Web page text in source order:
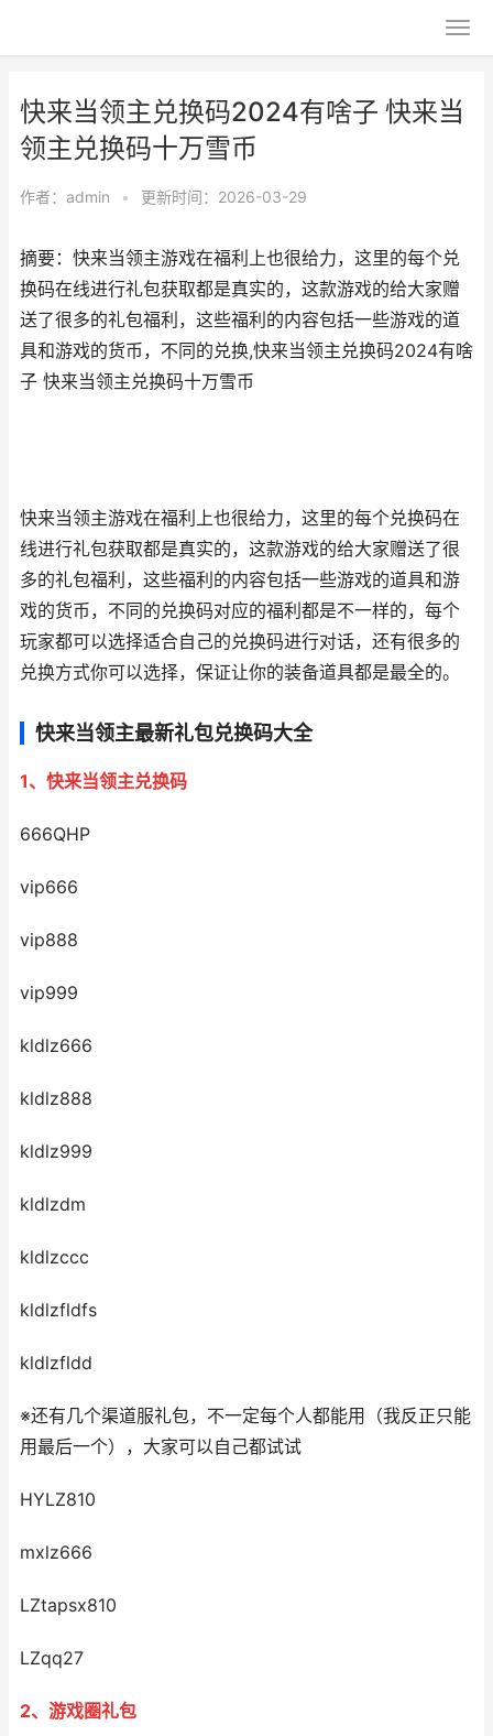
快来当领主兑换码2024有啥子 快来当
领主兑换码十万雪币
作者： admin • 更新时间：2026-03-29
摘要：快来当领主游戏在福利上也很给力，这里的每个兑
换码在线进行礼包获取都是真实的，这款游戏的给大家赠
送了很多的礼包福利，这些福利的内容包括一些游戏的道
具和游戏的货币，不同的兑换,快来当领主兑换码2024有啥
子 快来当领主兑换码十万雪币
快来当领主游戏在福利上也很给力，这里的每个兑换码在
线进行礼包获取都是真实的，这款游戏的给大家赠送了很
多的礼包福利，这些福利的内容包括一些游戏的道具和游
戏的货币，不同的兑换码对应的福利都是不一样的，每个
玩家都可以选择适合自己的兑换码进行对话，还有很多的
兑换方式你可以选择，保证让你的装备道具都是最全的。
快来当领主最新礼包兑换码大全
1、快来当领主兑换码
666QHP
vip666
vip888
vip999
kldlz666
kldlz888
kldlz999
kldlzdm
kldlzccc
kldlzfldfs
kldlzfldd
※还有几个渠道服礼包，不一定每个人都能用（我反正只能
用最后一个），大家可以自己都试试
HYLZ810
mxlz666
LZtapsx810
LZqq27
2、游戏圈礼包